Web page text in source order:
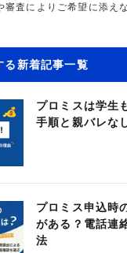
査によりご希望に添え
る新着記事一覧
プロミスは学生
手順と親バレな
プロミス申込時
がある？電話連
法